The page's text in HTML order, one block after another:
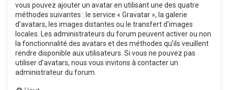
vous pouvez ajouter un avatar en utilisant une des quatre
méthodes suivantes : le service « Gravatar », la galerie
d’avatars, les images distantes ou le transfert d’images
locales. Les administrateurs du forum peuvent activer ou non
la fonctionnalité des avatars et des méthodes qu’ils veuillent
rendre disponible aux utilisateurs. Si vous ne pouvez pas
utiliser d’avatars, nous vous invitons à contacter un
administrateur du forum.